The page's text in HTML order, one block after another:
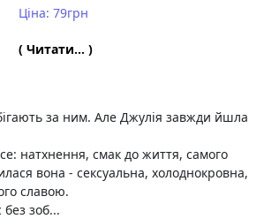
Ціна: 79грн
( Читати... )
за ним. Але Джулія завжди йшла
натхнення, смак до життя, самого
вона - сексуальна, холоднокровна,
славою.
без зоб...